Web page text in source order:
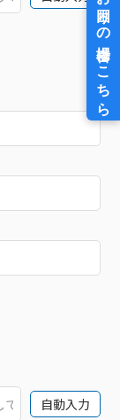
自動入力